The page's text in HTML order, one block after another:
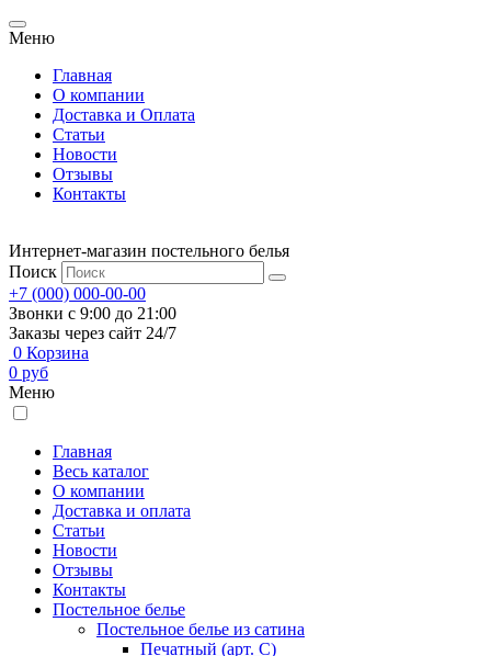
Меню
Главная
О компании
Доставка и Оплата
Статьи
Новости
Отзывы
Контакты
Интернет-магазин постельного белья
Поиск
+7 (000) 000-00-00
Звонки с 9:00 до 21:00
Заказы через сайт 24/7
0 Корзина
0 руб
Меню
Главная
Весь каталог
О компании
Доставка и оплата
Статьи
Новости
Отзывы
Контакты
Постельное белье
Постельное белье из сатина
Печатный (арт. С)